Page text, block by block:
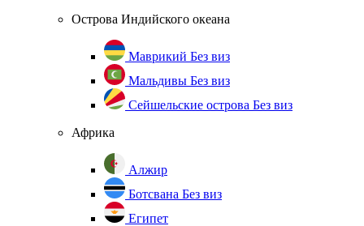
Острова Индийского океана
Маврикий Без виз
Мальдивы Без виз
Сейшельские острова Без виз
Африка
Алжир
Ботсвана Без виз
Египет